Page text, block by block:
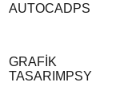
AUTOCADPS
GRAFİK
TASARIM PSY